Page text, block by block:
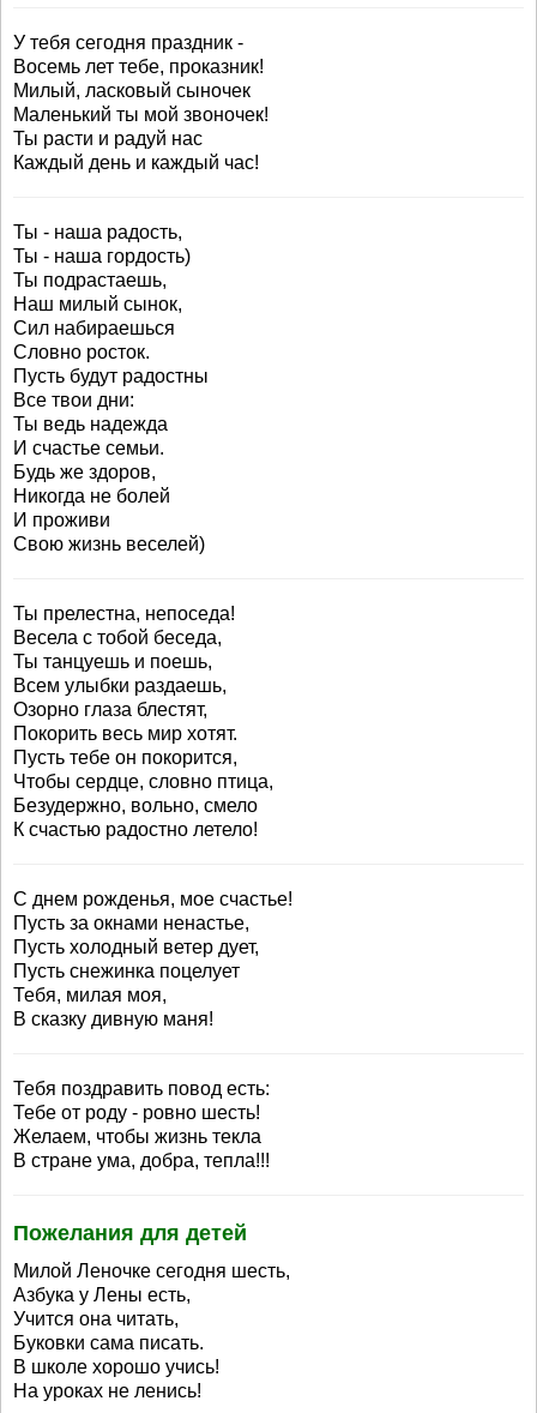
У тебя сегодня праздник -
Восемь лет тебе, проказник!
Милый, ласковый сыночек
Маленький ты мой звоночек!
Ты расти и радуй нас
Каждый день и каждый час!
Ты - наша радость,
Ты - наша гордость)
Ты подрастаешь,
Наш милый сынок,
Сил набираешься
Словно росток.
Пусть будут радостны
Все твои дни:
Ты ведь надежда
И счастье семьи.
Будь же здоров,
Никогда не болей
И проживи
Свою жизнь веселей)
Ты прелестна, непоседа!
Весела с тобой беседа,
Ты танцуешь и поешь,
Всем улыбки раздаешь,
Озорно глаза блестят,
Покорить весь мир хотят.
Пусть тебе он покорится,
Чтобы сердце, словно птица,
Безудержно, вольно, смело
К счастью радостно летело!
С днем рожденья, мое счастье!
Пусть за окнами ненастье,
Пусть холодный ветер дует,
Пусть снежинка поцелует
Тебя, милая моя,
В сказку дивную маня!
Тебя поздравить повод есть:
Тебе от роду - ровно шесть!
Желаем, чтобы жизнь текла
В стране ума, добра, тепла!!!
Пожелания для детей
Милой Леночке сегодня шесть,
Азбука у Лены есть,
Учится она читать,
Буковки сама писать.
В школе хорошо учись!
На уроках не ленись!